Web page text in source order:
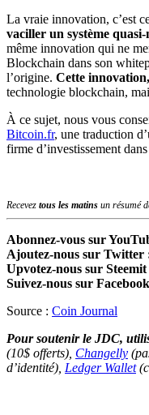
La vraie innovation, c’est
vaciller un système
même innovation qui ne
Blockchain dans son
l’origine. Cette
technologie blockchain,
À ce sujet, nous vous
Bitcoin.fr, une traduction
firme d’investissement
Recevez tous les matins un résumé
Abonnez-vous sur
Ajoutez-nous sur Twitter
Upvotez-nous sur Steemit
Suivez-nous sur Facebook
Source : Coin Journal
Pour soutenir le JDC,
(10$ offerts), Changelly
d’identité), Ledger Wallet